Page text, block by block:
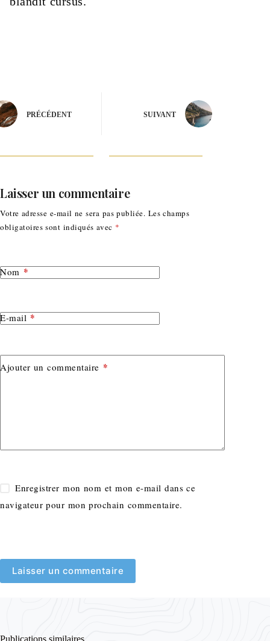
PRÉCÉDENT SUIVANT
Laisser un commentaire
Votre adresse e-mail ne sera pas publiée. Les champs
obligatoires sont indiqués avec *
Nom *
E-mail *
Ajouter un commentaire *
Enregistrer mon nom et mon e-mail dans ce
navigateur pour mon prochain commentaire.
Laisser un commentaire
Publications similaires